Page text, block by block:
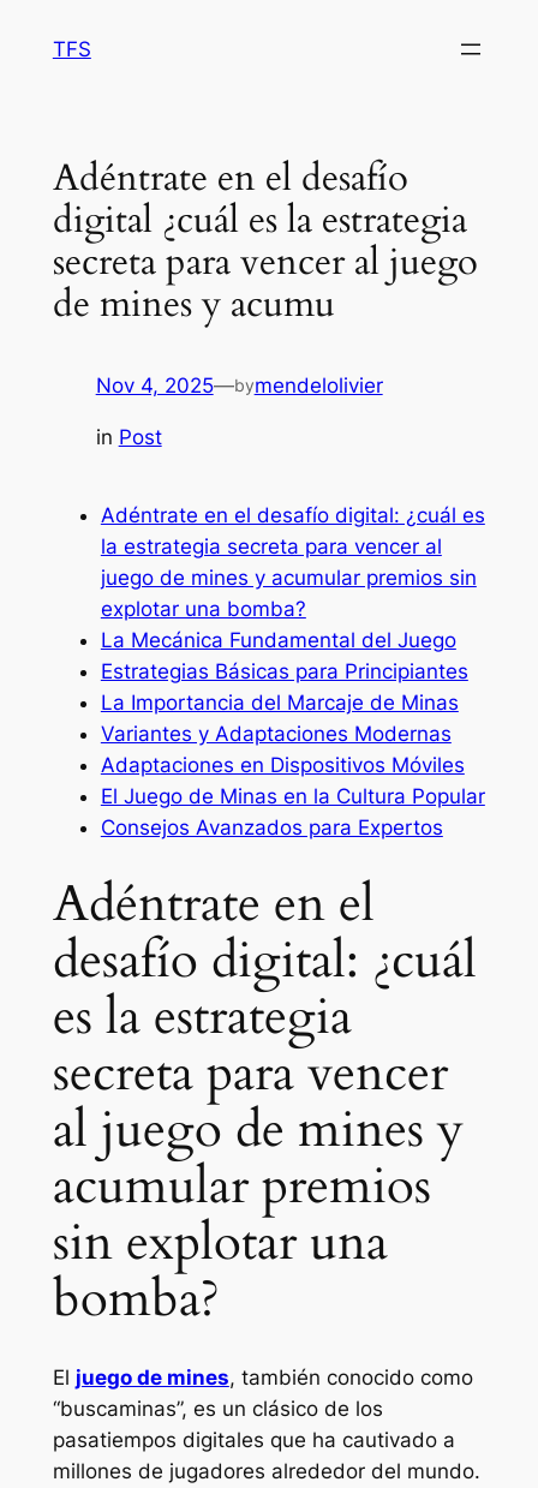
TFS
Adéntrate en el desafío
digital ¿cuál es la estrategia
secreta para vencer al juego
de mines y acumu
Nov 4, 2025—bymendelolivier
in Post
Adéntrate en el desafío digital: ¿cuál es
la estrategia secreta para vencer al
juego de mines y acumular premios sin
explotar una bomba?
La Mecánica Fundamental del Juego
Estrategias Básicas para Principiantes
La Importancia del Marcaje de Minas
Variantes y Adaptaciones Modernas
Adaptaciones en Dispositivos Móviles
El Juego de Minas en la Cultura Popular
Consejos Avanzados para Expertos
Adéntrate en el
desafío digital: ¿cuál
es la estrategia
secreta para vencer
al juego de mines y
acumular premios
sin explotar una
bomba?
El juego de mines, también conocido como
“buscaminas”, es un clásico de los
pasatiempos digitales que ha cautivado a
millones de jugadores alrededor del mundo.